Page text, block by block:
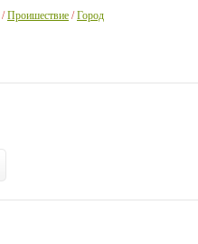
/Проишествие /Город